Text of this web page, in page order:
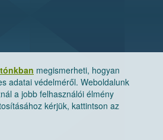
megismerheti, hogyan
adatai védelméről. Weboldalunk
a jobb felhasználói élmény
kérjük, kattintson az